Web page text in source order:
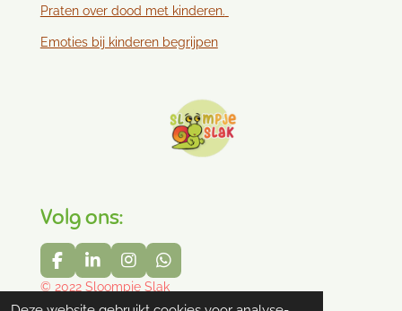
Praten over dood met kinderen.
Emoties bij kinderen begrijpen
Volg ons:
F
a
L
i
I
n
W
h
© 2022 Sloompje Slak
Powered byJouwWeb